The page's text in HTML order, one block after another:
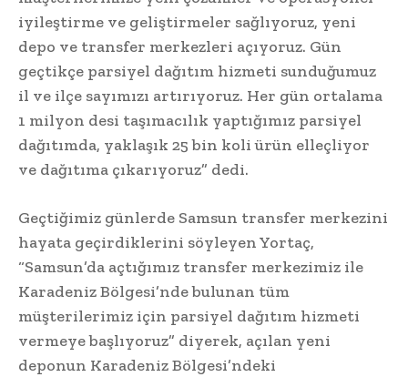
iyileştirme ve geliştirmeler sağlıyoruz, yeni
depo ve transfer merkezleri açıyoruz. Gün
geçtikçe parsiyel dağıtım hizmeti sunduğumuz
il ve ilçe sayımızı artırıyoruz. Her gün ortalama
1 milyon desi taşımacılık yaptığımız parsiyel
dağıtımda, yaklaşık 25 bin koli ürün elleçliyor
ve dağıtıma çıkarıyoruz” dedi.
Geçtiğimiz günlerde Samsun transfer merkezini
hayata geçirdiklerini söyleyen Yortaç,
“Samsun’da açtığımız transfer merkezimiz ile
Karadeniz Bölgesi’nde bulunan tüm
müşterilerimiz için parsiyel dağıtım hizmeti
vermeye başlıyoruz” diyerek, açılan yeni
deponun Karadeniz Bölgesi’ndeki